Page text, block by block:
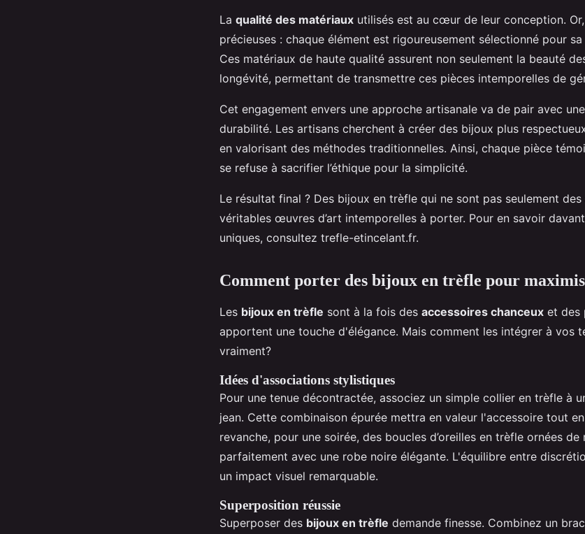
La qualité des matériaux utilisés est au cœur de leur conception.
précieuses : chaque élément est rigoureusement sélectionné pour
Ces matériaux de haute qualité assurent non seulement la beauté
longévité, permettant de transmettre ces pièces intemporelles de
Cet engagement envers une approche artisanale va de pair avec
durabilité. Les artisans cherchent à créer des bijoux plus
en valorisant des méthodes traditionnelles. Ainsi, chaque pièce
se refuse à sacrifier l’éthique pour la simplicité.
Le résultat final ? Des bijoux en trèfle qui ne sont pas seulement
véritables œuvres d’art intemporelles à porter. Pour en savoir
uniques, consultez trefle-etincelant.fr.
Comment porter des bijoux en trèfle pour
Les bijoux en trèfle sont à la fois des accessoires chanceux et des
apportent une touche d'élégance. Mais comment les intégrer à vos
vraiment?
Idées d'associations stylistiques
Pour une tenue décontractée, associez un simple collier en trèfle à
jean. Cette combinaison épurée mettra en valeur l'accessoire tout
revanche, pour une soirée, des boucles d’oreilles en trèfle ornées
parfaitement avec une robe noire élégante. L'équilibre entre
un impact visuel remarquable.
Superposition réussie
Superposer des bijoux en trèfle demande finesse. Combinez un